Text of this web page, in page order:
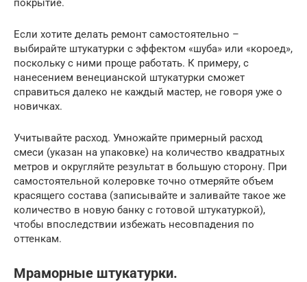
покрытие.
Если хотите делать ремонт самостоятельно –
выбирайте штукатурки с эффектом «шуба» или «короед»,
поскольку с ними проще работать. К примеру, с
нанесением венецианской штукатурки сможет
справиться далеко не каждый мастер, не говоря уже о
новичках.
Учитывайте расход. Умножайте примерный расход
смеси (указан на упаковке) на количество квадратных
метров и округляйте результат в большую сторону. При
самостоятельной колеровке точно отмеряйте объем
красящего состава (записывайте и заливайте такое же
количество в новую банку с готовой штукатуркой),
чтобы впоследствии избежать несовпадения по
оттенкам.
Мраморные штукатурки.